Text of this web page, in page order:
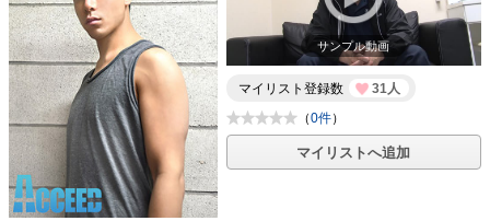
サンプル動画
マイリスト登録数
31人
（0件）
マイリストへ追加